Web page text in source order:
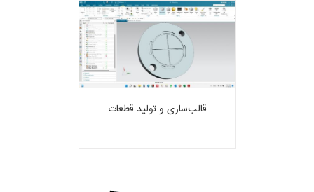
قالب‌سازی و تولید قطعات